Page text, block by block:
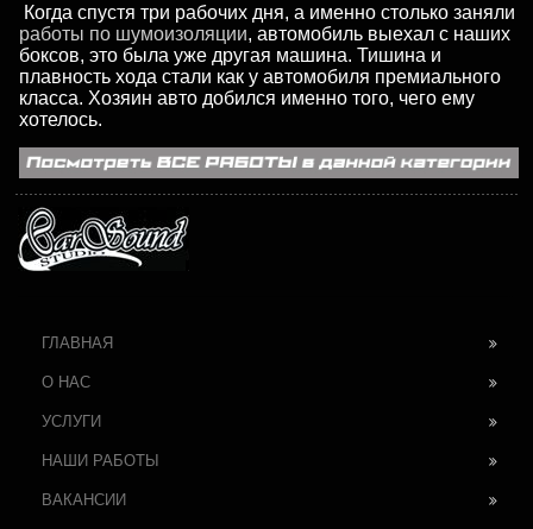
Когда спустя три рабочих дня, а именно столько заняли
работы по шумоизоляции, автомобиль выехал с наших
боксов, это была уже другая машина. Тишина и
плавность хода стали как у автомобиля премиального
класса. Хозяин авто добился именно того, чего ему
хотелось.
ГЛАВНАЯ
О НАС
УСЛУГИ
НАШИ РАБОТЫ
ВАКАНСИИ